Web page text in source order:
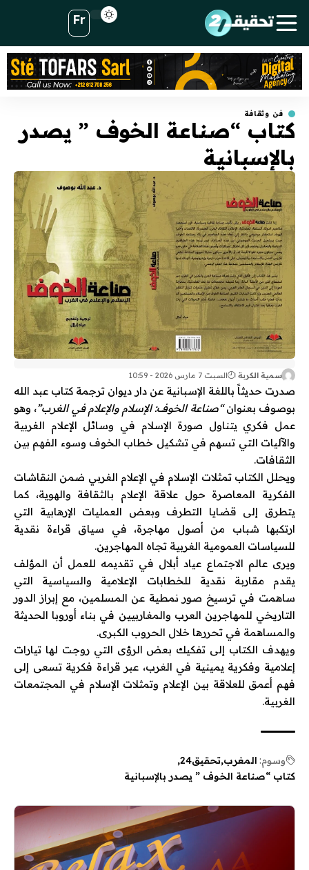
Fr
فن وثقافة
كتاب “صناعة الخوف ” يصدر
بالإسبانية
سمية الكربة السبت 7 مارس 2026 - 10:59
صدرت حديثاً باللغة الإسبانية عندار ديوان ترجمة كتاب عبد الله
بوصوف بعنوان“صناعة الخوف: الإسلام والإعلام في الغرب”، وهو
عمل فكري يتناول صورة الإسلام في وسائل الإعلام الغربية
والآليات التي تسهم في تشكيل خطاب الخوف وسوء الفهم بين
الثقافات.
ويحلل الكتاب تمثلات الإسلام في الإعلام الغربي ضمن النقاشات
الفكرية المعاصرة حول علاقة الإعلام بالثقافة والهوية، كما
يتطرق إلى قضايا التطرف وبعض العمليات الإرهابية التي
ارتكبها شباب من أصول مهاجرة، في سياق قراءة نقدية
للسياسات العمومية الغربية تجاه المهاجرين.
ويرى عالم الاجتماع عياد أبلال في تقديمه للعمل أن المؤلف
يقدم مقاربة نقدية للخطابات الإعلامية والسياسية التي
ساهمت في ترسيخ صور نمطية عن المسلمين، مع إبراز الدور
التاريخي للمهاجرين العرب والمغاربيين في بناء أوروبا الحديثة
والمساهمة في تحررها خلال الحروب الكبرى.
ويهدف الكتاب إلى تفكيك بعض الرؤى التي روجت لها تيارات
إعلامية وفكرية يمينية في الغرب، عبر قراءة فكرية تسعى إلى
فهم أعمق للعلاقة بين الإعلام وتمثلات الإسلام في المجتمعات
الغربية.
وسوم: المغرب تحقيق24
كتاب “صناعة الخوف ” يصدر بالإسبانية